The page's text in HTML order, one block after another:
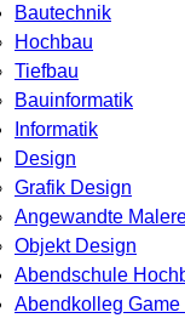
Bautechnik
Hochbau
Tiefbau
Bauinformatik
Informatik
Design
Grafik Design
Angewandte
Objekt Design
Abendschule
Abendkolleg